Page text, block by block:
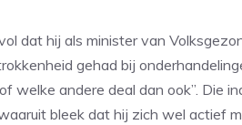
dat hij als minister van
gehad bij
welke andere deal dan ook”. Die
bleek dat hij zich wel actief